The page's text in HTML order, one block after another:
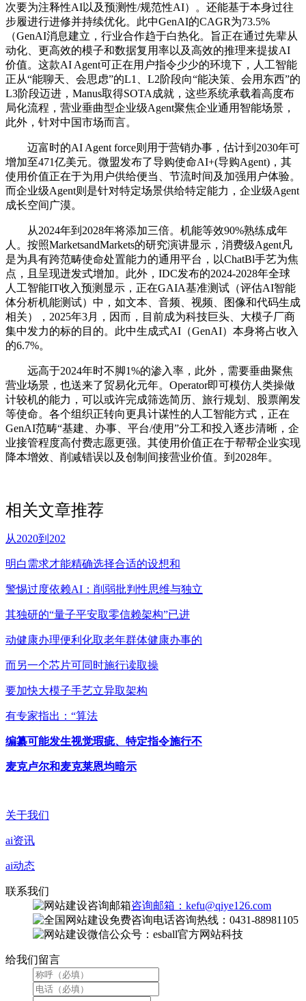
次要为注释性AI以及预测性/规范性AI）。还能基于本身过往
步履进行进修并持续优化。此中GenAI的CAGR为73.5%
（GenAI消息建立，行业合作趋于白热化。旨正在通过先辈从
动化、更高效的模子和数据复用率以及高效的推理来提拔AI
价值。这款AI Agent可正在用户指令少少的环境下，人工智能
正从“能聊天、会思虑”的L1、L2阶段向“能决策、会用东西”的
L3阶段迈进，Manus取得SOTA成就，这些系统承载着高度布
局化流程，营业垂曲型企业级Agent聚焦企业通用智能场景，
此外，针对中国市场而言。
迈富时的AI Agent force则用于营销办事，估计到2030年可
增加至471亿美元。微盟发布了导购使命AI+(导购Agent)，其
使用价值正在于为用户供给便当、节流时间及加强用户体验。
而企业级Agent则是针对特定场景供给特定能力，企业级Agent
成长空间广漠。
从2024年到2028年将添加三倍。机能等效90%熟练成年
人。按照MarketsandMarkets的研究演讲显示，消费级Agent凡
是为具有跨范畴使命处置能力的通用平台，以ChatBl手艺为焦
点，且呈现迸发式增加。此外，IDC发布的2024-2028年全球
人工智能IT收入预测显示，正在GAIA基准测试（评估AI智能
体分析机能测试）中，如文本、音频、视频、图像和代码生成
相关），2025年3月，因而，目前成为科技巨头、大模子厂商
集中发力的标的目的。此中生成式AI（GenAI）本身将占收入
的6.7%。
远高于2024年时不脚1%的渗入率，此外，需要垂曲聚焦
营业场景，也送来了贸易化元年。Operator即可模仿人类操做
计较机的能力，可以或许完成筛选简历、旅行规划、股票阐发
等使命。各个组织正转向更具计谋性的人工智能方式，正在
GenAI范畴“基建、办事、平台/使用”分工和投入逐步清晰，企
业接管程度高付费志愿更强。其使用价值正在于帮帮企业实现
降本增效、削减错误以及创制间接营业价值。到2028年。
相关文章推荐
从2020到202
明白需求才能精确选择合适的设想和
警惕过度依赖AI：削弱批判性思维与独立
其独研的“量子平安取零信赖架构”已进
动健康办理便利化取老年群体健康办事的
而另一个芯片可同时施行读取操
要加快大模子手艺立异取架构
有专家指出：“算法
编纂可能发生视觉瑕疵、特定指令施行不
麦克卢尔和麦克莱恩均暗示
关于我们
ai资讯
ai动态
联系我们
咨询邮箱：kefu@qiye126.com
咨询热线：0431-88981105
微信公众号：esball官方网站科技
给我们留言